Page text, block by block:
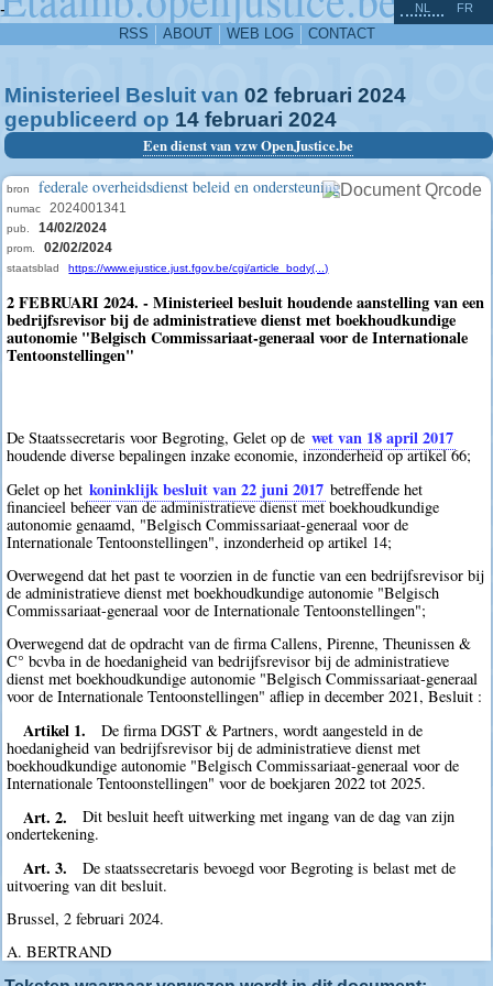
-
RSS ABOUT WEB LOG CONTACT
NL FR
Ministerieel Besluit van 02 februari 2024
gepubliceerd op 14 februari 2024
Een dienst van vzw OpenJustice.be
bron federale overheidsdienst beleid en ondersteuning
numac 2024001341
pub. 14/02/2024
prom. 02/02/2024
staatsblad https://www.ejustice.just.fgov.be/cgi/article_body(...)
2 FEBRUARI 2024. - Ministerieel besluit houdende aanstelling van een
bedrijfsrevisor bij de administratieve dienst met boekhoudkundige
autonomie "Belgisch Commissariaat-generaal voor de Internationale
Tentoonstellingen"
De Staatssecretaris voor Begroting, Gelet op de wet van 18 april 2017
houdende diverse bepalingen inzake economie, inzonderheid op artikel 66;
Gelet op het koninklijk besluit van 22 juni 2017 betreffende het
financieel beheer van de administratieve dienst met boekhoudkundige
autonomie genaamd, "Belgisch Commissariaat-generaal voor de
Internationale Tentoonstellingen", inzonderheid op artikel 14;
Overwegend dat het past te voorzien in de functie van een bedrijfsrevisor bij
de administratieve dienst met boekhoudkundige autonomie "Belgisch
Commissariaat-generaal voor de Internationale Tentoonstellingen";
Overwegend dat de opdracht van de firma Callens, Pirenne, Theunissen &
C° bcvba in de hoedanigheid van bedrijfsrevisor bij de administratieve
dienst met boekhoudkundige autonomie "Belgisch Commissariaat-generaal
voor de Internationale Tentoonstellingen" afliep in december 2021, Besluit :
Artikel 1.
De firma DGST & Partners, wordt aangesteld in de
hoedanigheid van bedrijfsrevisor bij de administratieve dienst met
boekhoudkundige autonomie "Belgisch Commissariaat-generaal voor de
Internationale Tentoonstellingen" voor de boekjaren 2022 tot 2025.
Art. 2.
Dit besluit heeft uitwerking met ingang van de dag van zijn
ondertekening.
Art. 3.
De staatssecretaris bevoegd voor Begroting is belast met de
uitvoering van dit besluit.
Brussel, 2 februari 2024.
A. BERTRAND
^